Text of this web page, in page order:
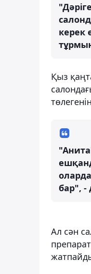
керек
Қыз
бар", -
Ал сән